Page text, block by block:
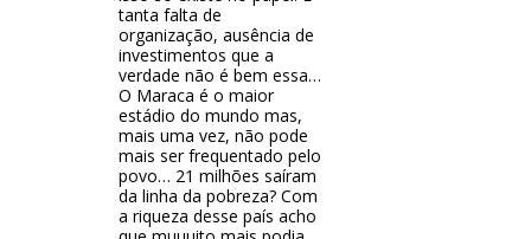
tanta falta de
organização, ausência de
investimentos que a
verdade não é bem essa…
O Maraca é o maior
estádio do mundo mas,
mais uma vez, não pode
mais ser frequentado pelo
povo… 21 milhões saíram
da linha da pobreza? Com
a riqueza desse país acho